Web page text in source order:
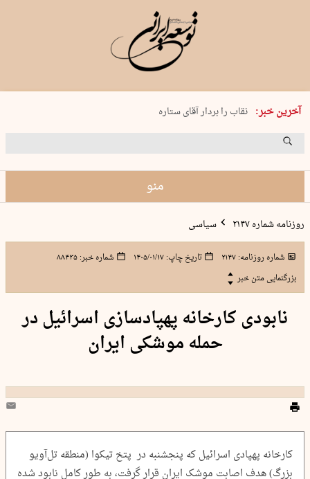
آخرین خبر:
پنجشنبه 15 مرداد 1405 شماره 2243
نقاب را بردار آقای ستاره
کدام فوتبال؟
منو
روزنامه شماره ۲۱۴۷ سیاسی
شماره روزنامه:۲۱۴۷ تاریخ چاپ:۱۴۰۵/۰۱/۱۷ شماره خبر:۸۸۴۳۵
بزرگنمایی متن خبر
نابودی کارخانه پهپادسازی اسرائیل در
حمله موشکی ایران
کارخانه پهپادی اسرائیل که پنجشنبه در پتخ تیکوا (منطقه تل‌آویو
بزرگ) هدف اصابت موشک ایران قرار گرفت، به طور کامل نابود شده